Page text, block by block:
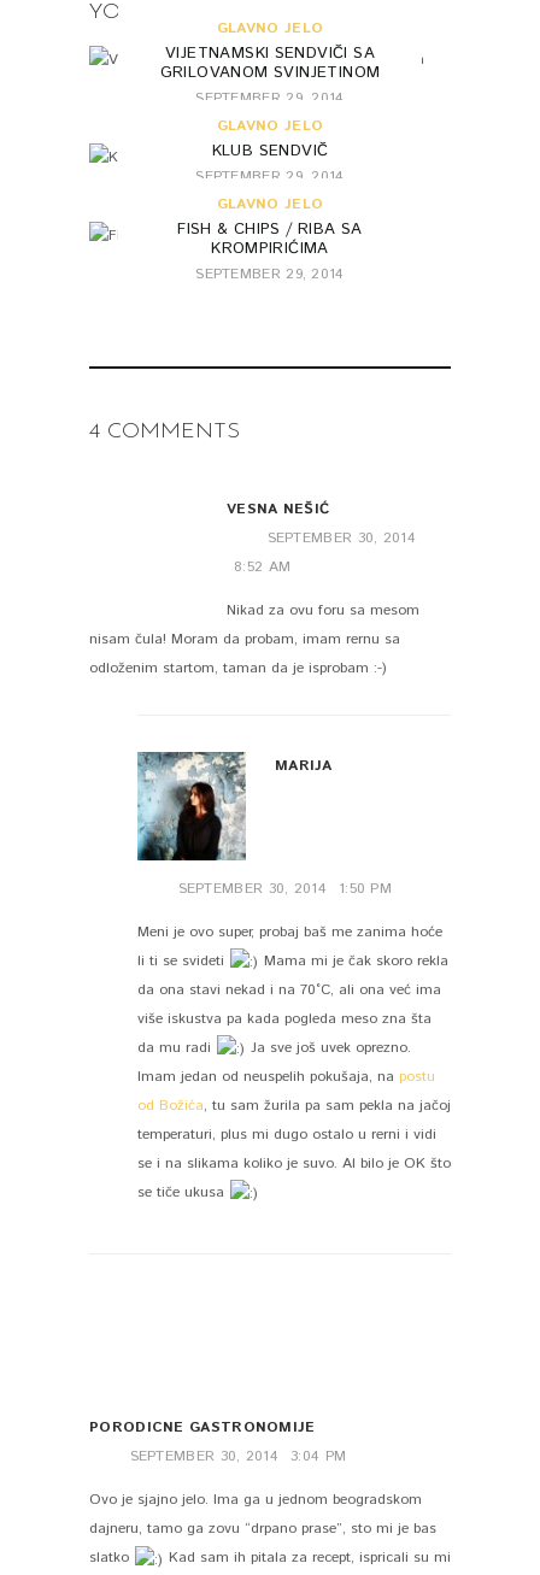
YOU MAY ALSO LIKE
GLAVNO JELO
VIJETNAMSKI SENDVIČI SA
GRILOVANOM SVINJETINOM
SEPTEMBER 29, 2014
GLAVNO JELO
KLUB SENDVIČ
SEPTEMBER 29, 2014
GLAVNO JELO
FISH & CHIPS / RIBA SA
KROMPIRIĆIMA
SEPTEMBER 29, 2014
4 COMMENTS
VESNA NEŠIĆ
SEPTEMBER 30, 2014
8:52 AM
Nikad za ovu foru sa mesom
nisam čula! Moram da probam, imam rernu sa
odloženim startom, taman da je isprobam :-)
MARIJA
SEPTEMBER 30, 2014 1:50 PM
Meni je ovo super, probaj baš me zanima hoće
li ti se svideti
Mama mi je čak skoro rekla
da ona stavi nekad i na 70°C, ali ona već ima
više iskustva pa kada pogleda meso zna šta
da mu radi
Ja sve još uvek oprezno.
Imam jedan od neuspelih pokušaja, na postu
od Božića, tu sam žurila pa sam pekla na jačoj
temperaturi, plus mi dugo ostalo u rerni i vidi
se i na slikama koliko je suvo. Al bilo je OK što
se tiče ukusa
PORODICNE GASTRONOMIJE
SEPTEMBER 30, 2014
3:04 PM
Ovo je sjajno jelo. Ima ga u jednom beogradskom
dajneru, tamo ga zovu “drpano prase”, sto mi je bas
slatko
Kad sam ih pitala za recept, ispricali su mi